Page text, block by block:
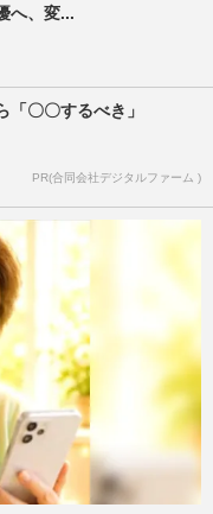
へ、変...
〇〇するべき」
PR(合同会社デジタルファーム )